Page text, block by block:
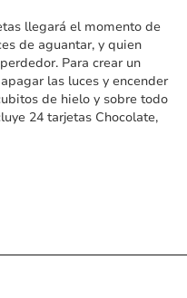
llegará el momento de
de aguantar, y quien
Para crear un
las luces y encender
de hielo y sobre todo
24 tarjetas Chocolate,